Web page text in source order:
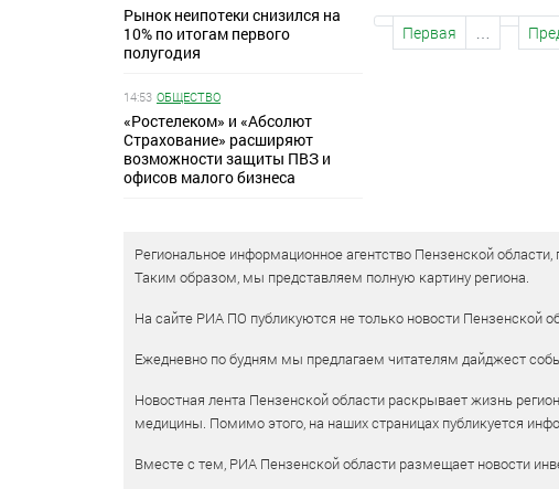
Рынок неипотеки снизился на
10% по итогам первого
полугодия
14:53 ОБЩЕСТВО
«Ростелеком» и «Абсолют
Страхование» расширяют
возможности защиты ПВЗ и
офисов малого бизнеса
Первая …
Региональное информационное агентство Пензенской
Таким образом, мы представляем полную картину региона.
На сайте РИА ПО публикуются не только новости Пензенской
Ежедневно по будням мы предлагаем читателям дайджест
Новостная лента Пензенской области раскрывает жизнь
медицины. Помимо этого, на наших страницах публикуется
Вместе с тем, РИА Пензенской области размещает новости